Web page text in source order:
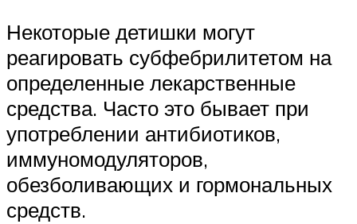
Некоторые детишки могут
реагировать субфебрилитетом на
определенные лекарственные
средства. Часто это бывает при
употреблении антибиотиков,
иммуномодуляторов,
обезболивающих и гормональных
средств.